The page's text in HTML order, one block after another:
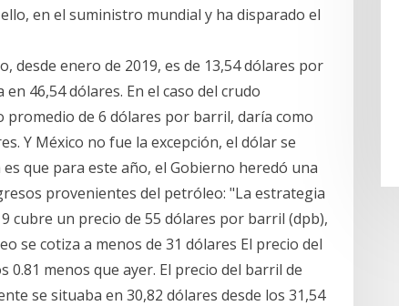
en el suministro mundial y ha disparado el
desde enero de 2019, es de 13,54 dólares por
46,54 dólares. En el caso del crudo
de 6 dólares por barril, daría como
Y México no fue la excepción, el dólar se
que para este año, el Gobierno heredó una
provenientes del petróleo: "La estrategia
cubre un precio de 55 dólares por barril (dpb),
se cotiza a menos de 31 dólares El precio del
menos que ayer. El precio del barril de
se situaba en 30,82 dólares desde los 31,54